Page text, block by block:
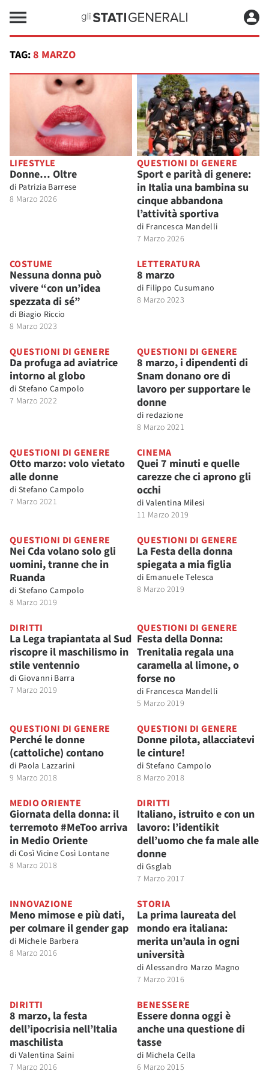
TAG:8 MARZO
LIFESTYLE
Donne… Oltre
di Patrizia Barrese
8 Marzo 2026
QUESTIONI DI GENERE
Sport e parità di genere:
in Italia una bambina su
cinque abbandona
l’attività sportiva
di Francesca Mandelli
7 Marzo 2026
COSTUME
Nessuna donna può
vivere “con un’idea
spezzata di sé”
di Biagio Riccio
8 Marzo 2023
LETTERATURA
8 marzo
di Filippo Cusumano
8 Marzo 2023
QUESTIONI DI GENERE
Da profuga ad aviatrice
intorno al globo
di Stefano Campolo
7 Marzo 2022
QUESTIONI DI GENERE
8 marzo, i dipendenti di
Snam donano ore di
lavoro per supportare le
donne
di redazione
8 Marzo 2021
QUESTIONI DI GENERE
Otto marzo: volo vietato
alle donne
di Stefano Campolo
7 Marzo 2021
CINEMA
Quei 7 minuti e quelle
carezze che ci aprono gli
occhi
di Valentina Milesi
11 Marzo 2019
QUESTIONI DI GENERE
Nei Cda volano solo gli
uomini, tranne che in
Ruanda
di Stefano Campolo
8 Marzo 2019
QUESTIONI DI GENERE
La Festa della donna
spiegata a mia figlia
di Emanuele Telesca
8 Marzo 2019
DIRITTI
La Lega trapiantata al Sud
riscopre il maschilismo in
stile ventennio
di Giovanni Barra
7 Marzo 2019
QUESTIONI DI GENERE
Festa della Donna:
Trenitalia regala una
caramella al limone, o
forse no
di Francesca Mandelli
5 Marzo 2019
QUESTIONI DI GENERE
Perché le donne
(cattoliche) contano
di Paola Lazzarini
9 Marzo 2018
QUESTIONI DI GENERE
Donne pilota, allacciatevi
le cinture!
di Stefano Campolo
8 Marzo 2018
MEDIO ORIENTE
Giornata della donna: il
terremoto #MeToo arriva
in Medio Oriente
di Così Vicine Così Lontane
8 Marzo 2018
DIRITTI
Italiano, istruito e con un
lavoro: l’identikit
dell’uomo che fa male alle
donne
di Gsglab
7 Marzo 2017
INNOVAZIONE
Meno mimose e più dati,
per colmare il gender gap
di Michele Barbera
8 Marzo 2016
STORIA
La prima laureata del
mondo era italiana:
merita un’aula in ogni
università
di Alessandro Marzo Magno
7 Marzo 2016
DIRITTI
8 marzo, la festa
dell’ipocrisia nell’Italia
maschilista
di Valentina Saini
7 Marzo 2016
BENESSERE
Essere donna oggi è
anche una questione di
tasse
di Michela Cella
6 Marzo 2015